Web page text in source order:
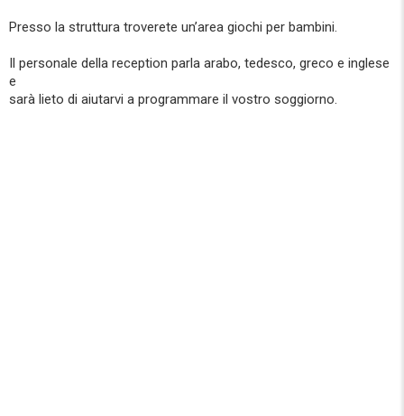
Presso la struttura troverete un’area giochi per bambini.
Il personale della reception parla arabo, tedesco, greco e inglese
e
sarà lieto di aiutarvi a programmare il vostro soggiorno.